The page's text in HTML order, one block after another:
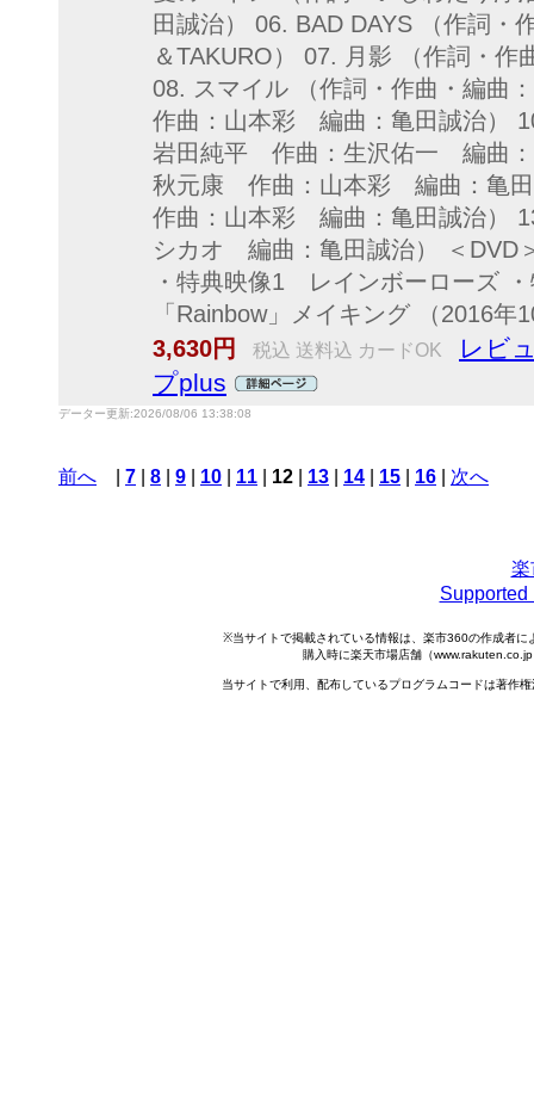
田誠治） 06. BAD DAYS （作詞
＆TAKURO） 07. 月影 （作詞・
08. スマイル （作詞・作曲・編曲
作曲：山本彩 編曲：亀田誠治）
岩田純平 作曲：生沢佑一 編曲：
秋元康 作曲：山本彩 編曲：亀田
作曲：山本彩 編曲：亀田誠治）
シカオ 編曲：亀田誠治） ＜DVD
・特典映像1 レインボーローズ
「Rainbow」メイキング （2016
3,630円
税込 送料込 カードOK
レビ
プplus
データー更新:2026/08/06 13:38:08
前へ 7 8 9 10 11 12 13 14 15 16 次へ
楽
Supported
※当サイトで掲載されている情報は、楽市360の作成者
購入時に楽天市場店舗（
当サイトで利用、配布しているプログラムコードは著作